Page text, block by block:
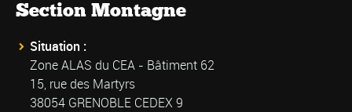
Section Montagne
Situation :
Zone ALAS du CEA - Bâtiment 62
15, rue des Martyrs
38054 GRENOBLE CEDEX 9